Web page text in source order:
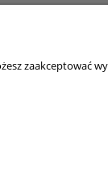
zaakceptować